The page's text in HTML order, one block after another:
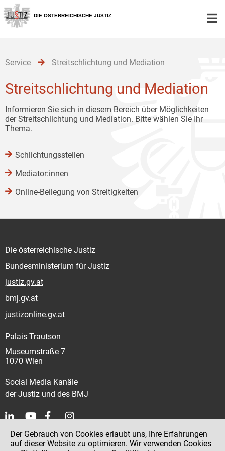
Zur
Hauptnavigation
[1]
Zum
Inhalt
[2]
Zum
Untermenü
[3]
DIE ÖSTERREICHISCHE JUSTIZ
Service Streitschlichtung und Mediation
Streitschlichtung und Mediation
Informieren Sie sich in diesem Bereich über Möglichkeiten
der Streitschlichtung und Mediation. Bitte wählen Sie Ihr
Thema.
Schlichtungsstellen
Mediator:innen
Online-Beilegung von Streitigkeiten
Die österreichische Justiz
Bundesministerium für Justiz
justiz.gv.at
bmj.gv.at
justizonline.gv.at
Palais Trautson
Museumstraße 7
1070 Wien
Social Media Kanäle
der Justiz und des BMJ
Kontakt
Der Gebrauch von Cookies erlaubt uns, Ihre Erfahrungen
auf dieser Website zu optimieren. Wir verwenden Cookies